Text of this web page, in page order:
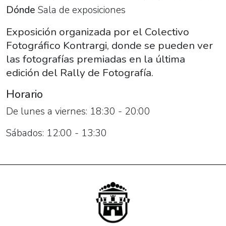
premiadas
la
última
edición
del
Rally
Fotografía.
Dónde Sala de exposiciones
Exposición organizada por el Colectivo
Fotográfico Kontrargi, donde se pueden ver
las fotografías premiadas en la última
edición del Rally de Fotografía.
Horario
De lunes a viernes: 18:30 - 20:00
Sábados: 12:00 - 13:30